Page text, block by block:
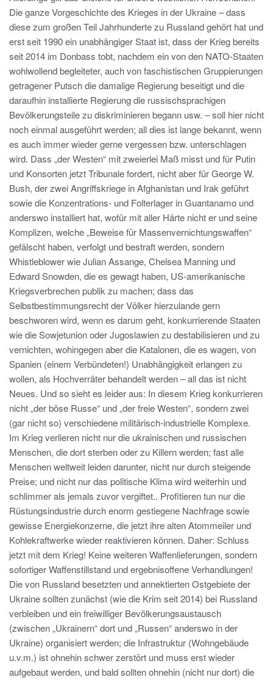
Die ganze Vorgeschichte des Krieges in der Ukraine – dass
diese zum großen Teil Jahrhunderte zu Russland gehört hat und
erst seit 1990 ein unabhängiger Staat ist, dass der Krieg bereits
seit 2014 im Donbass tobt, nachdem ein von den NATO-Staaten
wohlwollend begleiteter, auch von faschistischen Gruppierungen
getragener Putsch die damalige Regierung beseitigt und die
daraufhin installierte Regierung die russischsprachigen
Bevölkerungsteile zu diskriminieren begann usw. – soll hier nicht
noch einmal ausgeführt werden; all dies ist lange bekannt, wenn
es auch immer wieder gerne vergessen bzw. unterschlagen
wird. Dass „der Westen“ mit zweierlei Maß misst und für Putin
und Konsorten jetzt Tribunale fordert, nicht aber für George W.
Bush, der zwei Angriffskriege in Afghanistan und Irak geführt
sowie die Konzentrations- und Folterlager in Guantanamo und
anderswo installiert hat, wofür mit aller Härte nicht er und seine
Komplizen, welche „Beweise für Massenvernichtungswaffen“
gefälscht haben, verfolgt und bestraft werden, sondern
Whistleblower wie Julian Assange, Chelsea Manning und
Edward Snowden, die es gewagt haben, US-amerikanische
Kriegsverbrechen publik zu machen; dass das
Selbstbestimmungsrecht der Völker hierzulande gern
beschworen wird, wenn es darum geht, konkurrierende Staaten
wie die Sowjetunion oder Jugoslawien zu destabilisieren und zu
vernichten, wohingegen aber die Katalonen, die es wagen, von
Spanien (einem Verbündeten!) Unabhängigkeit erlangen zu
wollen, als Hochverräter behandelt werden – all das ist nicht
Neues. Und so sieht es leider aus: In diesem Krieg konkurrieren
nicht „der böse Russe“ und „der freie Westen“, sondern zwei
(gar nicht so) verschiedene militärisch-industrielle Komplexe.
Im Krieg verlieren nicht nur die ukrainischen und russischen
Menschen, die dort sterben oder zu Killern werden; fast alle
Menschen weltweit leiden darunter, nicht nur durch steigende
Preise; und nicht nur das politische Klima wird weiterhin und
schlimmer als jemals zuvor vergiftet.. Profitieren tun nur die
Rüstungsindustrie durch enorm gestiegene Nachfrage sowie
gewisse Energiekonzerne, die jetzt ihre alten Atommeiler und
Kohlekraftwerke wieder reaktivieren können. Daher: Schluss
jetzt mit dem Krieg! Keine weiteren Waffenlieferungen, sondern
sofortiger Waffenstillstand und ergebnisoffene Verhandlungen!
Die von Russland besetzten und annektierten Ostgebiete der
Ukraine sollten zunächst (wie die Krim seit 2014) bei Russland
verbleiben und ein freiwilliger Bevölkerungsaustausch
(zwischen „Ukrainern“ dort und „Russen“ anderswo in der
Ukraine) organisiert werden; die Infrastruktur (Wohngebäude
u.v.m.) ist ohnehin schwer zerstört und muss erst wieder
aufgebaut werden, und bald sollten ohnehin (nicht nur dort) die